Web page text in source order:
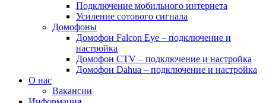
Подключение мобильного интернета
Усиление сотового сигнала
Домофоны
Домофон Falcon Eye – подключение и
настройка
Домофон CTV – подключение и настройка
Домофон Dahua – подключение и настройка
О нас
Вакансии